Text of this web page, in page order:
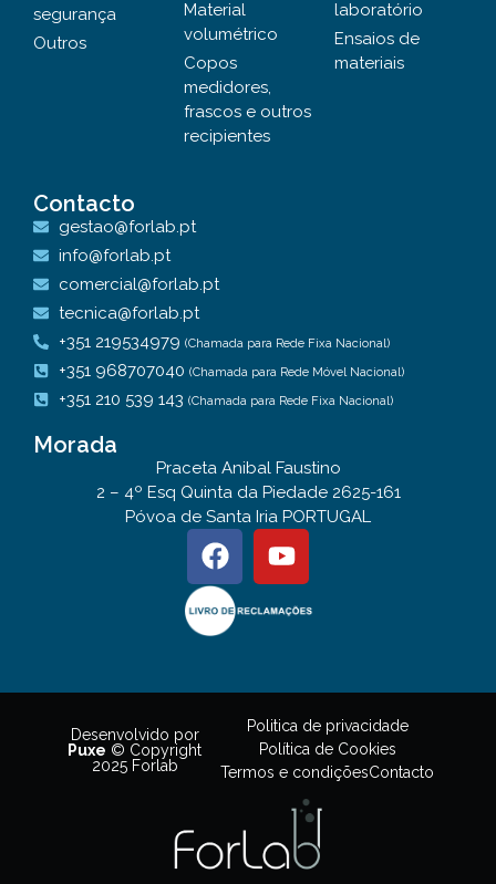
segurança
Outros
Material
volumétrico
Copos
medidores,
frascos e outros
recipientes
laboratório
Ensaios de
materiais
Contacto
gestao@forlab.pt
info@forlab.pt
comercial@forlab.pt
tecnica@forlab.pt
+351 219534979 (Chamada para Rede Fixa Nacional)
+351 968707040 (Chamada para Rede Móvel Nacional)
+351 210 539 143 (Chamada para Rede Fixa Nacional)
Morada
Praceta Anibal Faustino
2 – 4º Esq Quinta da Piedade 2625-161
Póvoa de Santa Iria PORTUGAL
Desenvolvido por
Puxe © Copyright
2025 Forlab
Politica de privacidade
Política de Cookies
Termos e condiçõesContacto